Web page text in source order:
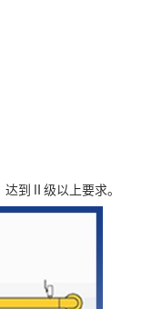
到Ⅱ级以上要求。